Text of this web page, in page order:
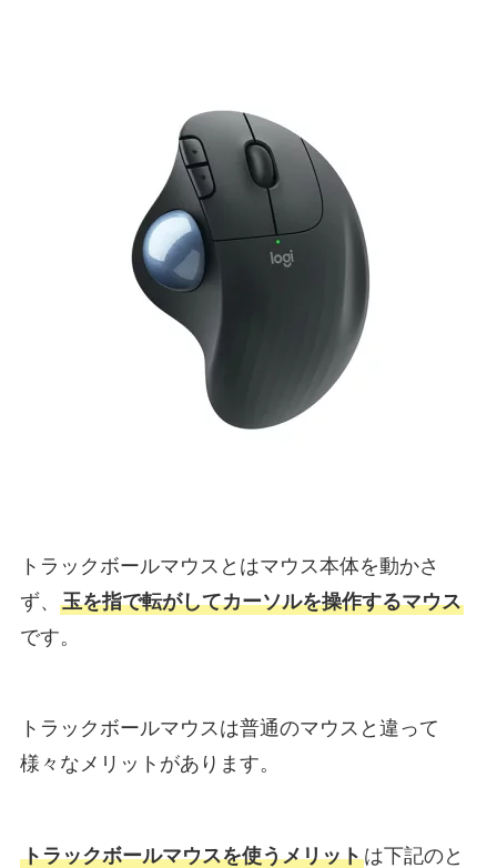
トラックボールマウスとはマウス本体を動かさ
ず、 玉を指で転がしてカーソルを操作するマウス
です。
トラックボールマウスは普通のマウスと違って
様々なメリットがあります。
トラックボールマウスを使うメリットは下記のと